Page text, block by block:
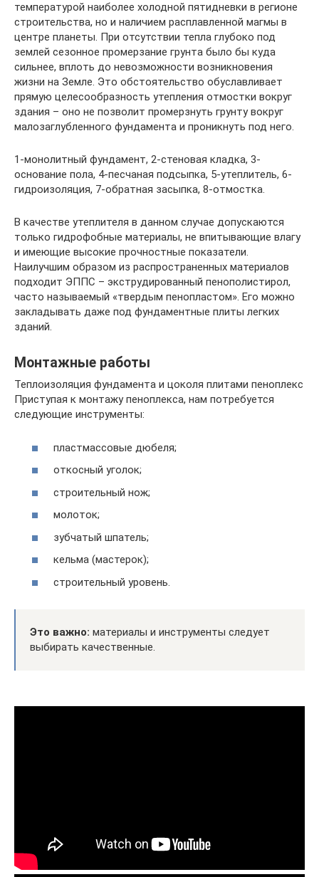
температурой наиболее холодной пятидневки в регионе
строительства, но и наличием расплавленной магмы в
центре планеты. При отсутствии тепла глубоко под
землей сезонное промерзание грунта было бы куда
сильнее, вплоть до невозможности возникновения
жизни на Земле. Это обстоятельство обуславливает
прямую целесообразность утепления отмостки вокруг
здания – оно не позволит промерзнуть грунту вокруг
малозаглубленного фундамента и проникнуть под него.
1-монолитный фундамент, 2-стеновая кладка, 3-
основание пола, 4-песчаная подсыпка, 5-утеплитель, 6-
гидроизоляция, 7-обратная засыпка, 8-отмостка.
В качестве утеплителя в данном случае допускаются
только гидрофобные материалы, не впитывающие влагу
и имеющие высокие прочностные показатели.
Наилучшим образом из распространенных материалов
подходит ЭППС – экструдированный пенополистирол,
часто называемый «твердым пенопластом». Его можно
закладывать даже под фундаментные плиты легких
зданий.
Монтажные работы
Теплоизоляция фундамента и цоколя плитами пеноплекс
Приступая к монтажу пеноплекса, нам потребуется
следующие инструменты:
пластмассовые дюбеля;
откосный уголок;
строительный нож;
молоток;
зубчатый шпатель;
кельма (мастерок);
строительный уровень.
Это важно: материалы и инструменты следует
выбирать качественные.